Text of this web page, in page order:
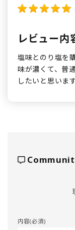
レビュー内
塩味とのり塩を
味が濃くて、普
したいと思います
内容(必須)